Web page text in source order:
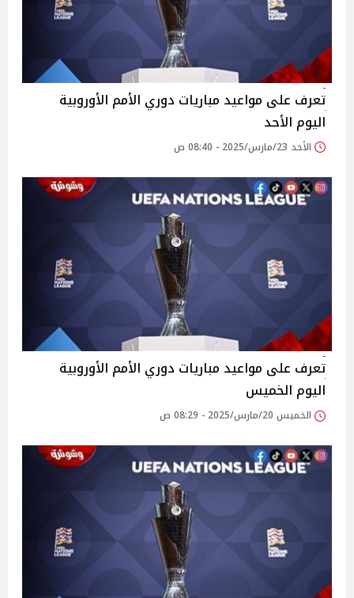
تعرف على مواعيد مباريات دوري الأمم الأوروبية
اليوم الأحد
الأحد 23/مارس/2025 - 08:40 ص
تعرف على مواعيد مباريات دوري الأمم الأوروبية
اليوم الخميس
الخميس 20/مارس/2025 - 08:29 ص